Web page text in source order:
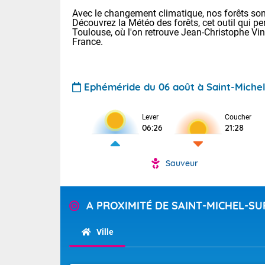
Avec le changement climatique, nos forêts
Découvrez la Météo des forêts, cet outil qui
Toulouse, où l'on retrouve Jean-Christophe
France.
Ephéméride du 06 août à Saint-
Lever
06:26
Coucher
21:28
Sauveur
A PROXIMITÉ DE SAINT-MICHEL-
Ville
Voici les
: 18/23 Paris
Clermont-Fd
Limoges :
Lille : 19/24
Risque